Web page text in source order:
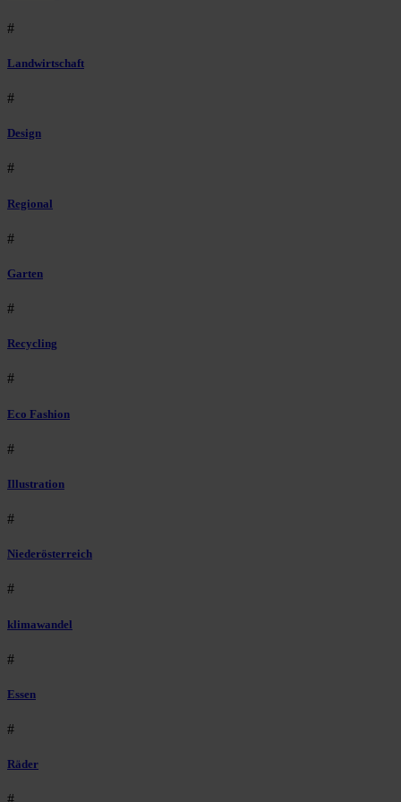
#
Landwirtschaft
#
Design
#
Regional
#
Garten
#
Recycling
#
Eco Fashion
#
Illustration
#
Niederösterreich
#
klimawandel
#
Essen
#
Räder